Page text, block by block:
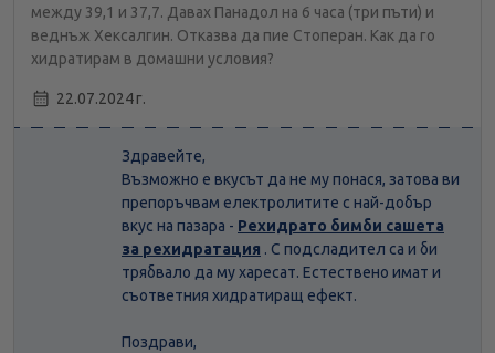
между 39,1 и 37,7. Давах Панадол на 6 часа (три пъти) и
веднъж Хексалгин. Отказва да пие Стоперан. Как да го
хидратирам в домашни условия?
22.07.2024 г.
Здравейте,
Възможно е вкусът да не му понася, затова ви
препоръчвам електролитите с най-добър
вкус на пазара - Рехидрато бимби сашета
за рехидратация . С подсладител са и би
трябвало да му харесат. Естествено имат и
съответния хидратиращ ефект.
Поздрави,